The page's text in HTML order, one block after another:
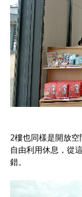
2樓也同樣是開放
自由利用休息，從
錯。